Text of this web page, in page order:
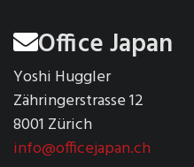
Office Japan
Yoshi Huggler
Zähringerstrasse 12
8001 Zürich
info@officejapan.ch